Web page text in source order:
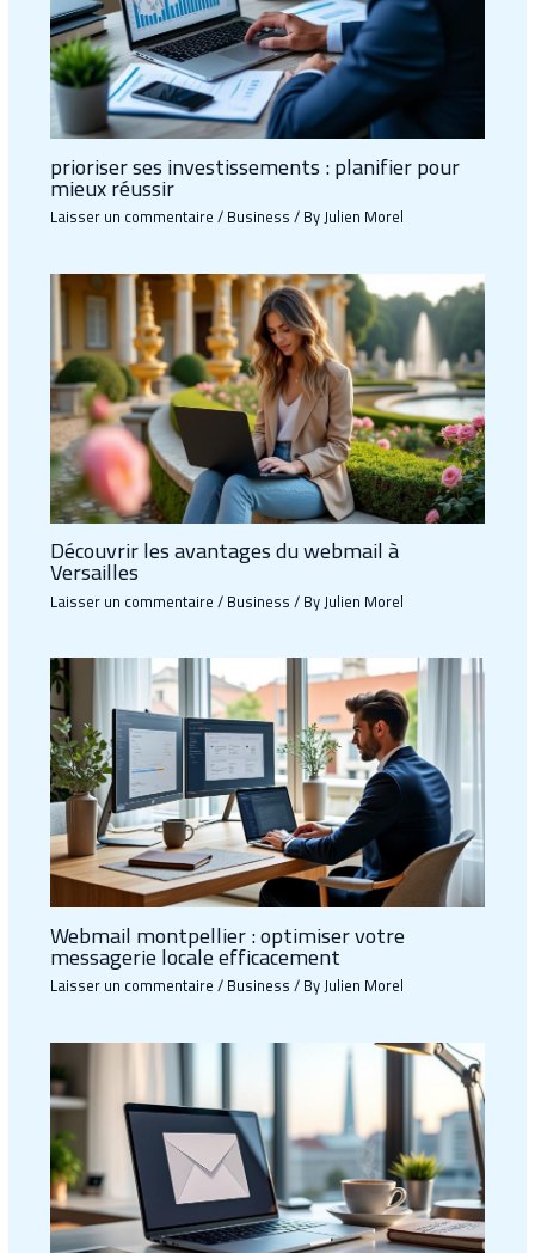
prioriser ses investissements : planifier pour
mieux réussir
Laisser un commentaire/Business/ ByJulien Morel
Découvrir les avantages du webmail à
Versailles
Laisser un commentaire/Business/ ByJulien Morel
Webmail montpellier : optimiser votre
messagerie locale efficacement
Laisser un commentaire/Business/ ByJulien Morel